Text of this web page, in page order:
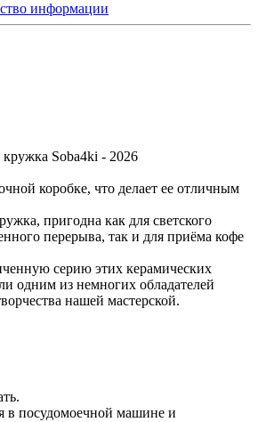
информации
Soba4ki - 2026
коробке, что делает ее отличным
пригодна как для светского
перерыва, так и для приёма кофе
серию этих керамических
одним из немногих обладателей
нашей мастерской.
в посудомоечной машине и